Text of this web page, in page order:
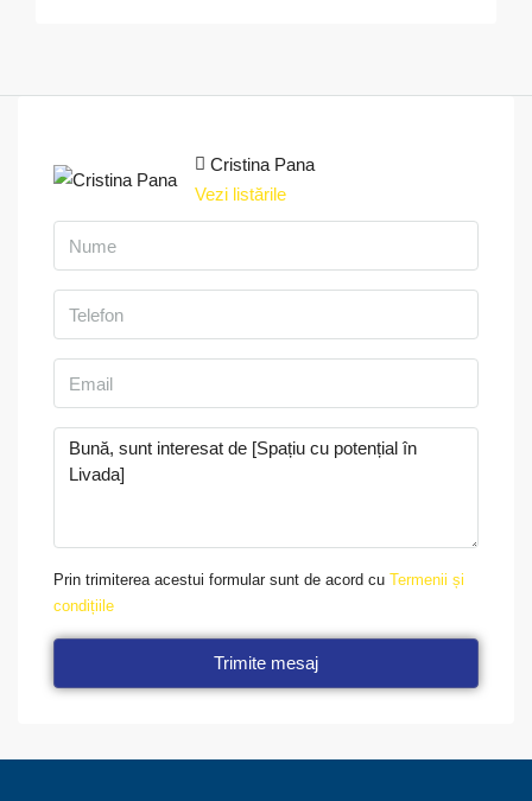
Cristina Pana
Vezi listările
Prin trimiterea acestui formular sunt de acord cu Termenii și
condițiile
Trimite mesaj